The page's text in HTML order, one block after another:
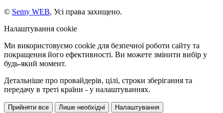
© Semy WEB, Усі права захищено.
Налаштування cookie
Ми використовуємо cookie для безпечної роботи сайту та
покращення його ефективності. Ви можете змінити вибір у
будь-який момент.
Детальніше про провайдерів, цілі, строки зберігання та
передачу в треті країни - у налаштуваннях.
Прийняти все Лише необхідні Налаштування